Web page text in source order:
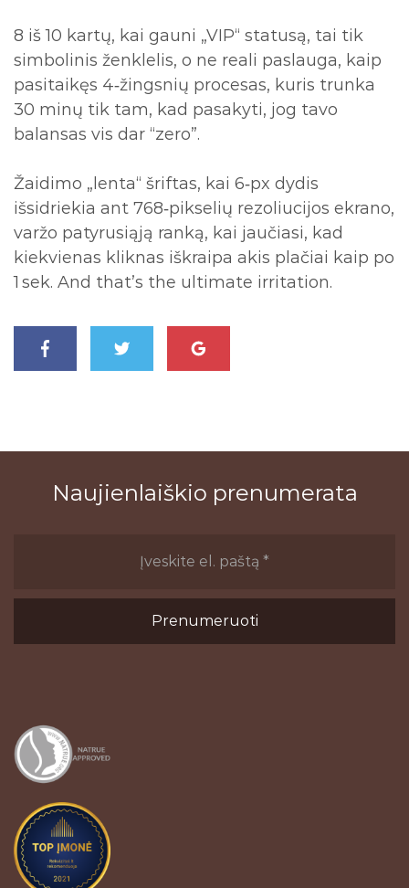
8 iš 10 kartų, kai gauni „VIP“ statusą, tai tik
simbolinis ženklelis, o ne reali paslauga, kaip
pasitaikęs 4‑žingsnių procesas, kuris trunka
30 minų tik tam, kad pasakyti, jog tavo
balansas vis dar “zero”.
Žaidimo „lenta“ šriftas, kai 6‑px dydis
išsidriekia ant 768‑pikselių rezoliucijos ekrano,
varžo patyrusiąją ranką, kai jaučiasi, kad
kiekvienas kliknas iškraipa akis plačiai kaip po
1 sek. And that’s the ultimate irritation.
Naujienlaiškio prenumerata